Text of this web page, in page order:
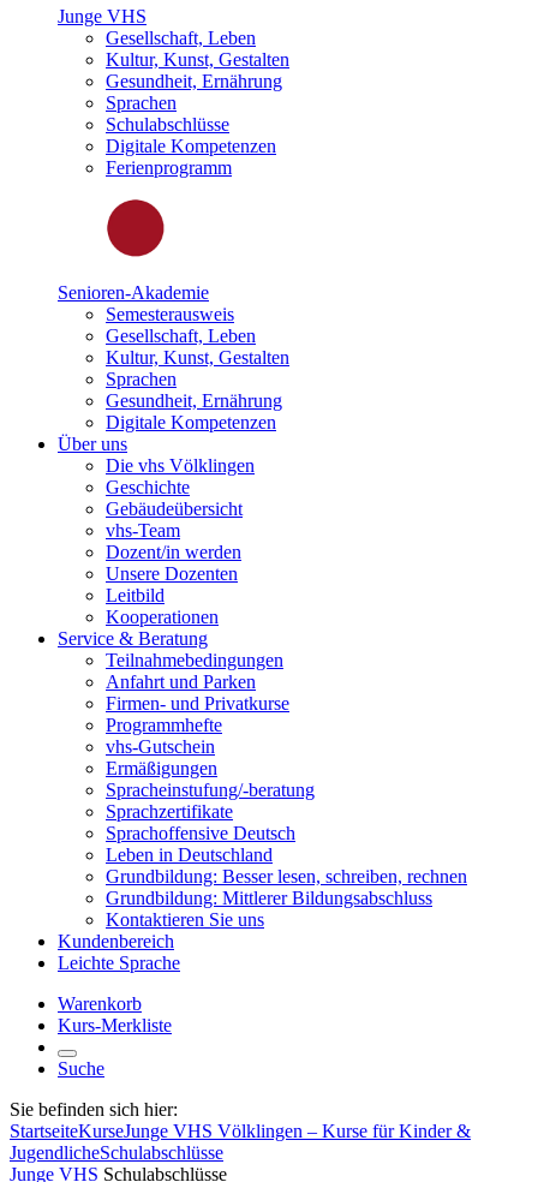
Junge VHS
Gesellschaft, Leben
Kultur, Kunst, Gestalten
Gesundheit, Ernährung
Sprachen
Schulabschlüsse
Digitale Kompetenzen
Ferienprogramm
Senioren-Akademie
Semesterausweis
Gesellschaft, Leben
Kultur, Kunst, Gestalten
Sprachen
Gesundheit, Ernährung
Digitale Kompetenzen
Über uns
Die vhs Völklingen
Geschichte
Gebäudeübersicht
vhs-Team
Dozent/in werden
Unsere Dozenten
Leitbild
Kooperationen
Service & Beratung
Teilnahmebedingungen
Anfahrt und Parken
Firmen- und Privatkurse
Programmhefte
vhs-Gutschein
Ermäßigungen
Spracheinstufung/-beratung
Sprachzertifikate
Sprachoffensive Deutsch
Leben in Deutschland
Grundbildung: Besser lesen, schreiben, rechnen
Grundbildung: Mittlerer Bildungsabschluss
Kontaktieren Sie uns
Kundenbereich
Leichte Sprache
Warenkorb
Kurs-Merkliste
Suche
Sie befinden sich hier:
StartseiteKurseJunge VHS Völklingen – Kurse für Kinder &
JugendlicheSchulabschlüsse
Junge VHS Schulabschlüsse